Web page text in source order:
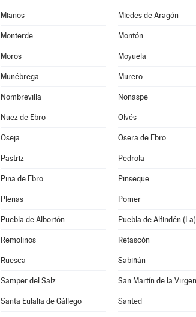
Mianos Miedes de Aragón
Monterde Montón
Moros Moyuela
Munébrega Murero
Nombrevilla Nonaspe
Nuez de Ebro Olvés
Oseja Osera de Ebro
Pastriz Pedrola
Pina de Ebro Pinseque
Plenas Pomer
Puebla de Albortón Puebla de Alfindén (La)
Remolinos Retascón
Ruesca Sabiñán
Samper del Salz
Santa Eulalia de Gállego Santed